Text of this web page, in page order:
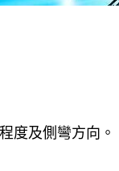
度及側彎方向